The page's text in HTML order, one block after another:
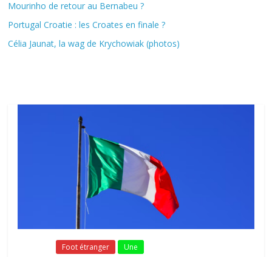
Mourinho de retour au Bernabeu ?
Portugal Croatie : les Croates en finale ?
Célia Jaunat, la wag de Krychowiak (photos)
Foot étranger Une